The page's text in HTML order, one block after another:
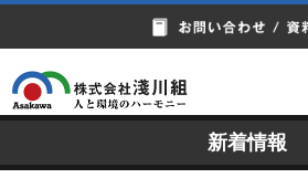
新着情報